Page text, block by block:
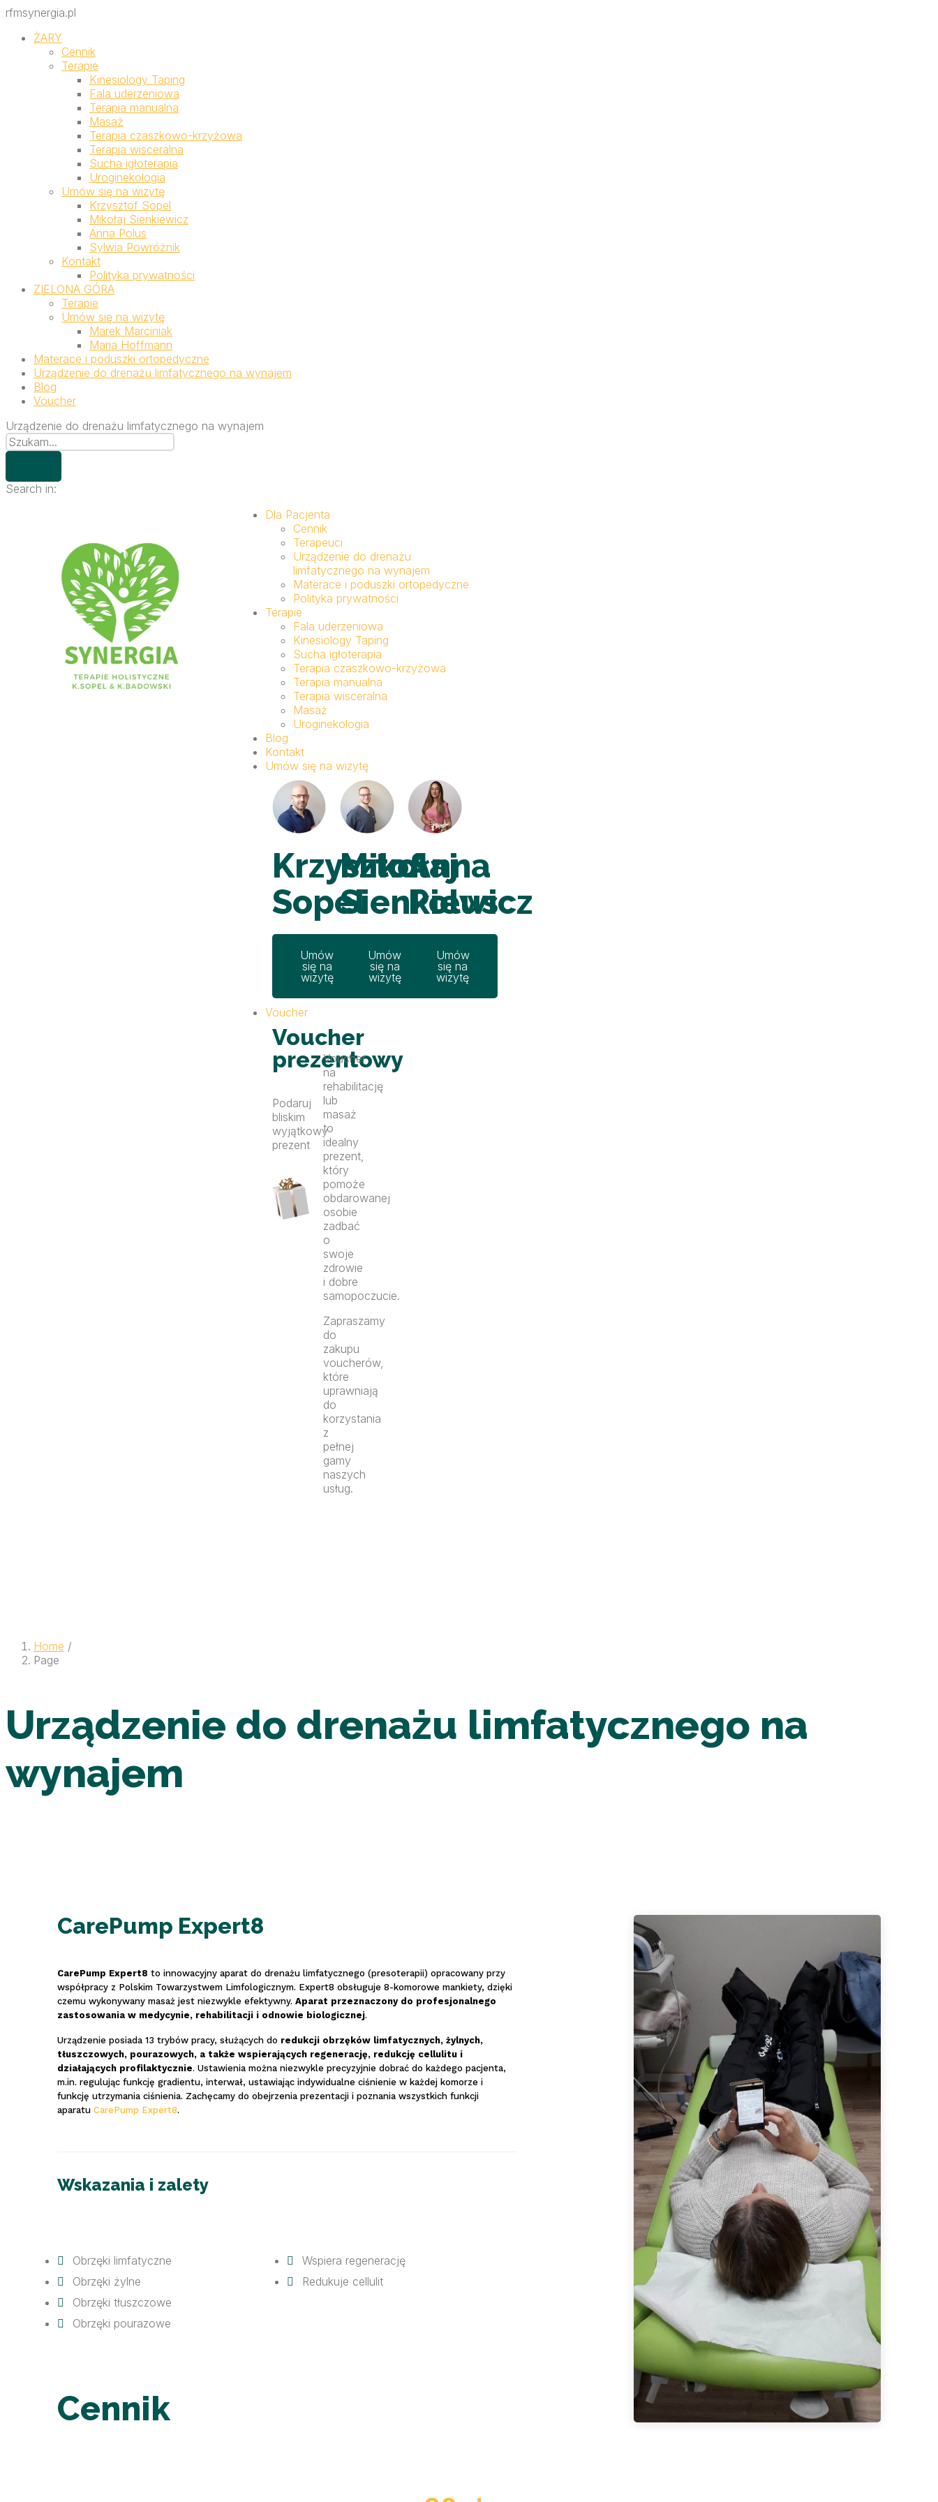
rfmsynergia.pl
ŻARY
Cennik
Terapie
Kinesiology Taping
Fala uderzeniowa
Terapia manualna
Masaż
Terapia czaszkowo-krzyżowa
Terapia wisceralna
Sucha igłoterapia
Uroginekologia
Umów się na wizytę
Krzysztof Sopel
Mikołaj Sienkiewicz
Anna Polus
Sylwia Powróżnik
Kontakt
Polityka prywatności
ZIELONA GÓRA
Terapie
Umów się na wizytę
Marek Marciniak
Maria Hoffmann
Materace i poduszki ortopedyczne
Urządzenie do drenażu limfatycznego na wynajem
Blog
Voucher
Urządzenie do drenażu limfatycznego na wynajem
Search in:
Dla Pacjenta
Cennik
Terapeuci
Urządzenie do drenażu
limfatycznego na wynajem
Materace i poduszki ortopedyczne
Polityka prywatności
Terapie
Fala uderzeniowa
Kinesiology Taping
Sucha igłoterapia
Terapia czaszkowo-krzyżowa
Terapia manualna
Terapia wisceralna
Masaż
Uroginekologia
Blog
Kontakt
Umów się na wizytę
Krzysztof
Sopel
Umów
się na
wizytę
Mikołaj
Sienkiewicz
Umów
się na
wizytę
Anna
Polus
Umów
się na
wizytę
Voucher
Voucher
prezentowy
Podaruj
bliskim
wyjątkowy
prezent
Voucher
na
rehabilitację
lub
masaż
to
idealny
prezent,
który
pomoże
obdarowanej
osobie
zadbać
o
swoje
zdrowie
i dobre
samopoczucie.
Zapraszamy
do
zakupu
voucherów,
które
uprawniają
do
korzystania
z
pełnej
gamy
naszych
usług.
Home /
Page
Urządzenie do drenażu limfatycznego na
wynajem
CarePump Expert8
CarePump Expert8 to innowacyjny aparat do drenażu limfatycznego (presoterapii) opracowany przy
współpracy z Polskim Towarzystwem Limfologicznym. Expert8 obsługuje 8-komorowe mankiety, dzięki
czemu wykonywany masaż jest niezwykle efektywny. Aparat przeznaczony do profesjonalnego
zastosowania w medycynie, rehabilitacji i odnowie biologicznej.
Urządzenie posiada 13 trybów pracy, służących do redukcji obrzęków limfatycznych, żylnych,
tłuszczowych, pourazowych, a także wspierających regenerację, redukcję cellulitu i
działających profilaktycznie. Ustawienia można niezwykle precyzyjnie dobrać do każdego pacjenta,
m.in. regulując funkcję gradientu, interwał, ustawiając indywidualne ciśnienie w każdej komorze i
funkcję utrzymania ciśnienia. Zachęcamy do obejrzenia prezentacji i poznania wszystkich funkcji
aparatu CarePump Expert8.
Wskazania i zalety
Obrzęki limfatyczne
Obrzęki żylne
Obrzęki tłuszczowe
Obrzęki pourazowe
Wspiera regenerację
Redukuje cellulit
Cennik